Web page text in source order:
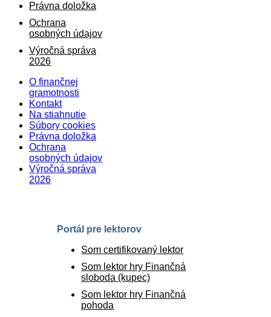
Právna doložka
Ochrana
osobných údajov
Výročná správa
2026
O finančnej
gramotnosti
Kontakt
Na stiahnutie
Súbory cookies
Právna doložka
Ochrana
osobných údajov
Výročná správa
2026
Portál pre lektorov
Som certifikovaný lektor
Som lektor hry Finančná
sloboda (kupec)
Som lektor hry Finančná
pohoda